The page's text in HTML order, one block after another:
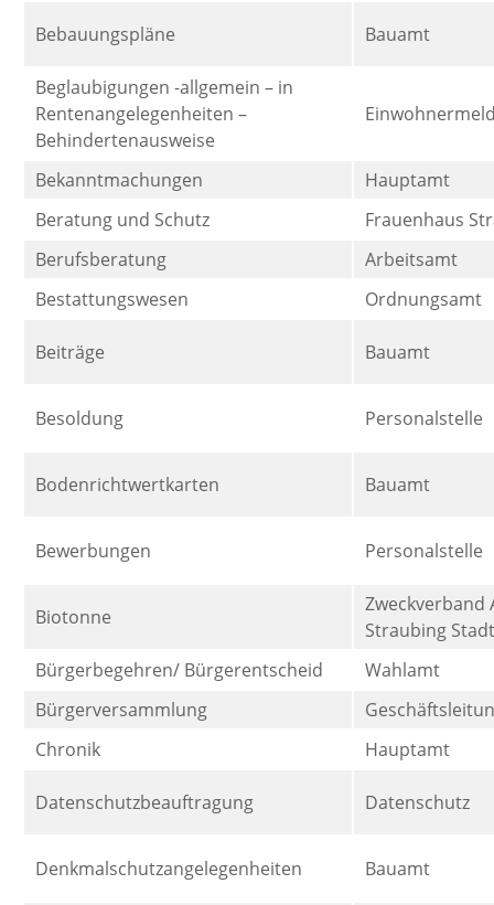
Bebauungspläne Bauamt
Beglaubigungen -allgemein – in
Rentenangelegenheiten –
Behindertenausweise
Bekanntmachungen
Hauptamt
Beratung und Schutz
Frauenhaus
Berufsberatung
Arbeitsamt
Bestattungswesen
Ordnungsamt
Beiträge Bauamt
Besoldung Personalstelle
Bodenrichtwertkarten Bauamt
Bewerbungen Personalstelle
Biotonne
Zweckverband
Straubing
Bürgerbegehren/ Bürgerentscheid
Wahlamt
Bürgerversammlung
Chronik
Hauptamt
Datenschutzbeauftragung Datenschutz
Denkmalschutzangelegenheiten Bauamt